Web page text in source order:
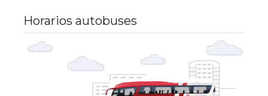
Horarios autobuses